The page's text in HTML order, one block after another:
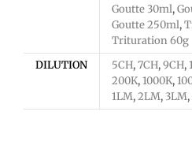
Goutte 30ml,
Goutte 250ml,
Trituration 60g
DILUTION
5CH,7CH,9CH,
200K,1000K,
1LM,2LM,3LM,